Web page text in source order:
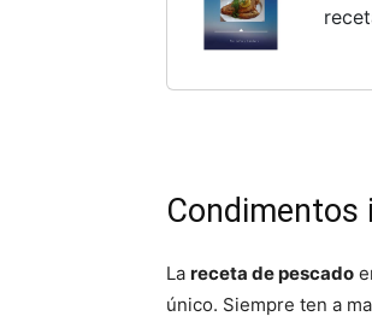
Condimentos
La receta de pescado
único. Siempre ten a